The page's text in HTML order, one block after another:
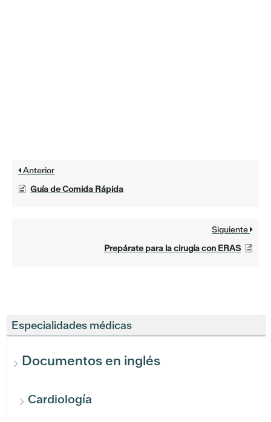
Especialidades médicas
Documentos en inglés
Cardiología
Anterior
Guía de Comida Rápida
Siguiente
Prepárate para la cirugía con ERAS